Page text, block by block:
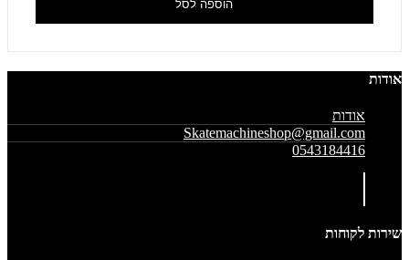
הוספה לסל
אודות
אודות
Skatemachineshop@gmail.com
0543184416
שירות לקוחות